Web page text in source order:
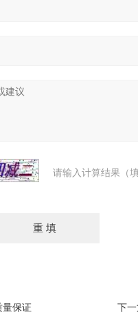
请输入计算结果（
保证 下一